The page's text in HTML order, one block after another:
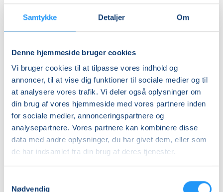
Samtykke Detaljer Om
Denne hjemmeside bruger cookies
Vi bruger cookies til at tilpasse vores indhold og
annoncer, til at vise dig funktioner til sociale medier og til
at analysere vores trafik. Vi deler også oplysninger om
din brug af vores hjemmeside med vores partnere inden
for sociale medier, annonceringspartnere og
analysepartnere. Vores partnere kan kombinere disse
data med andre oplysninger, du har givet dem, eller som
de har indsamlet fra din brug af deres tjenester.
Nødvendig
Viborg Kommune)
Info
Nummer
6384110
Mødegang
søndag 13.09.2026, kl. 09.00 - 17.30
Antal mødegange
1mødegang